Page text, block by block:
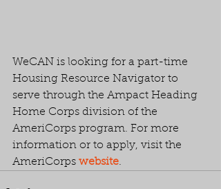
WeCAN is looking for a part-time
Housing Resource Navigator to
serve through the Ampact Heading
Home Corps division of the
AmeriCorps program. For more
information or to apply, visit the
AmeriCorps website.